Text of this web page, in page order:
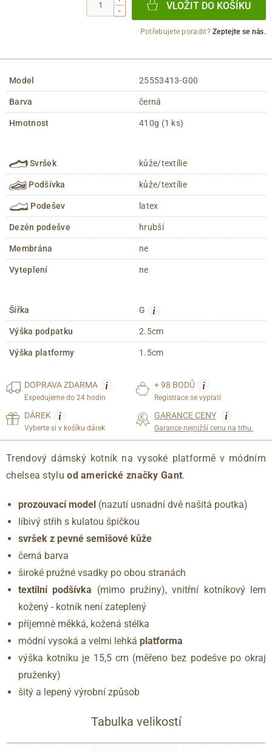
-
VLOŽIT DO KOŠÍKU
Potřebujete poradit?Zeptejte se nás.
Model 25553413-G00
Barva černá
Hmotnost 410g (1 ks)
Svršek kůže/textílie
Podšívka kůže/textílie
Podešev latex
Dezén podešve hrubší
Membrána ne
Vyteplení ne
Šířka G i
Výška podpatku 2.5cm
Výška platformy 1.5cm
DOPRAVAZDARMA i
Expedujeme do 24 hodin
+ 98 BODŮ i
Registrace se vyplatí
DÁREK i
Vyberte si v košíku dárek
GARANCE CENY i
Garance nejnižší cenu na trhu.
Trendový dámský kotník na vysoké platformě v módním
chelsea styluod americké značky Gant.
prozouvací model (nazutí usnadní dvě našitá poutka)
líbivý střih s kulatou špičkou
svršek z pevné semišové kůže
černá barva
široké pružné vsadky po obou stranách
textilní podšívka (mimo pružiny), vnitřní kotníkový lem
kožený - kotník není zateplený
příjemně měkká, kožená stélka
módní vysoká a velmi lehká platforma
výška kotníku je 15,5 cm (měřeno bez podešve po okraj
pruženky)
šitý a lepený výrobní způsob
Tabulka velikostí